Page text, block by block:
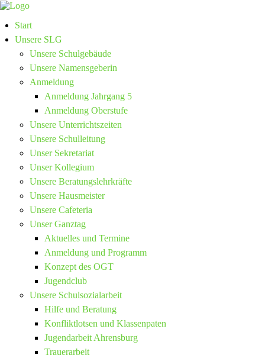
Start
Unsere SLG
Unsere Schulgebäude
Unsere Namensgeberin
Anmeldung
Anmeldung Jahrgang 5
Anmeldung Oberstufe
Unsere Unterrichtszeiten
Unsere Schulleitung
Unser Sekretariat
Unser Kollegium
Unsere Beratungslehrkräfte
Unsere Hausmeister
Unsere Cafeteria
Unser Ganztag
Aktuelles und Termine
Anmeldung und Programm
Konzept des OGT
Jugendclub
Unsere Schulsozialarbeit
Hilfe und Beratung
Konfliktlotsen und Klassenpaten
Jugendarbeit Ahrensburg
Trauerarbeit